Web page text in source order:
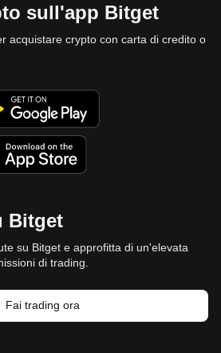
sull'app Bitget
acquistare crypto con carta di credito o
Bitget
su Bitget e approfitta di un'elevata
di trading.
Fai trading ora